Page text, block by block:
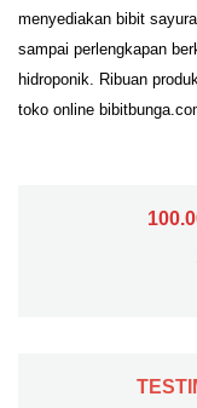
menyediakan bibit
sampai perlengkapan
hidroponik. Ribuan
toko online